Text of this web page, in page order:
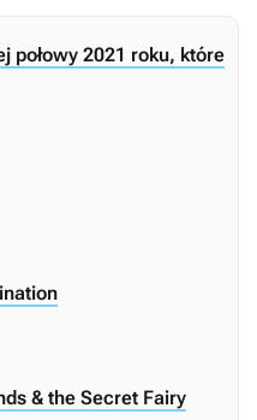
połowy 2021 roku, które
& the Secret Fairy